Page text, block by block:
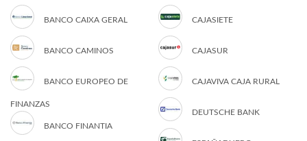
BANCO CAIXA GERAL
BANCO CAMINOS
BANCO EUROPEO DE
FINANZAS
BANCO FINANTIA
CAJASIETE
CAJASUR
CAJAVIVA CAJA RURAL
DEUTSCHE BANK